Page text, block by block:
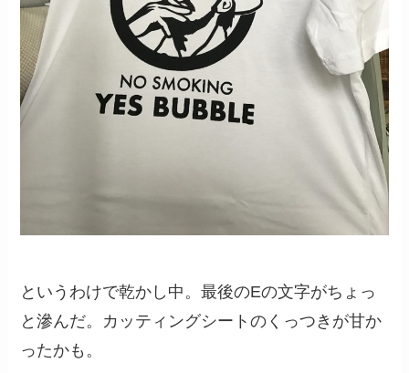
というわけで乾かし中。最後のEの文字がちょっ
と滲んだ。カッティングシートのくっつきが甘か
ったかも。